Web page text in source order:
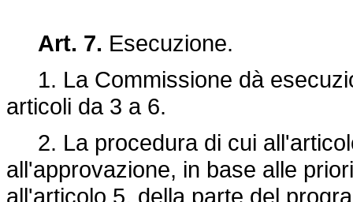
Art. 7. Esecuzione.
1. La Commissione dà
articoli da 3 a 6.
2. La procedura di cui
all'approvazione, in base alle
all'articolo 5, della parte del